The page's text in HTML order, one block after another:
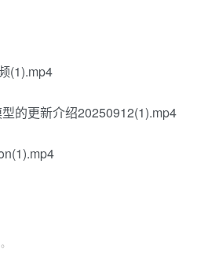
(1).mp4
的更新介绍20250912(1).mp4